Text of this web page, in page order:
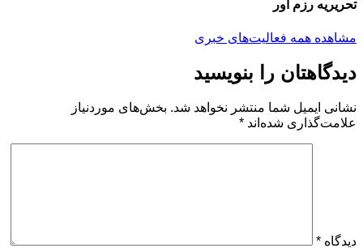
تحریریه رزم آور
مشاهده همه فعالیت‌های خبری
دیدگاهتان را بنویسید
نشانی ایمیل شما منتشر نخواهد شد. بخش‌های موردنیاز
علامت‌گذاری شده‌اند *
دیدگاه *